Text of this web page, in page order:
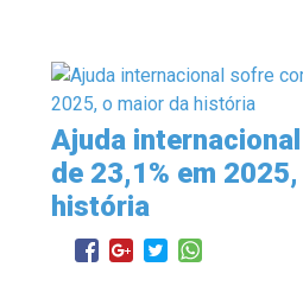
Ajuda
de 23,1% em
história